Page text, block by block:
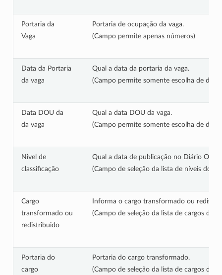
Portaria da
Vaga
Portaria de ocupação da vaga.
(Campo permite apenas números)
Data da Portaria
da vaga
Qual a data da portaria da vaga.
(Campo permite somente escolha de
Data DOU da
da vaga
Qual a data DOU da vaga.
(Campo permite somente escolha de
Nivel de
classificação
Qual a data de publicação no Diário
(Campo de seleção da lista de níveis do
Cargo
transformado ou
redistribuido
Informa o cargo transformado ou
(Campo de seleção da lista de cargos
Portaria do
cargo
Portaria do cargo transformado.
(Campo de seleção da lista de cargos